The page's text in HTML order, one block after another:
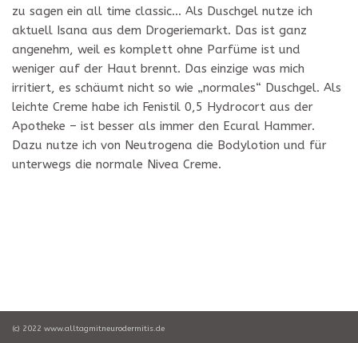
zu sagen ein all time classic… Als Duschgel nutze ich
aktuell Isana aus dem Drogeriemarkt. Das ist ganz
angenehm, weil es komplett ohne Parfüme ist und
weniger auf der Haut brennt. Das einzige was mich
irritiert, es schäumt nicht so wie „normales“ Duschgel. Als
leichte Creme habe ich Fenistil 0,5 Hydrocort aus der
Apotheke – ist besser als immer den Ecural Hammer.
Dazu nutze ich von Neutrogena die Bodylotion und für
unterwegs die normale Nivea Creme.
(c) 2022 www.alltagmitneurodermitis.de